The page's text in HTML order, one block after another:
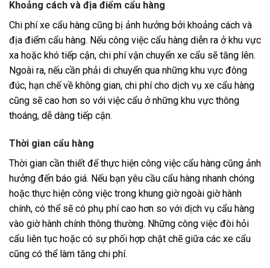
Khoảng cách và địa điểm cẩu hàng
Chi phí xe cẩu hàng cũng bị ảnh hưởng bởi khoảng cách và
địa điểm cẩu hàng. Nếu công việc cẩu hàng diễn ra ở khu vực
xa hoặc khó tiếp cận, chi phí vận chuyển xe cẩu sẽ tăng lên.
Ngoài ra, nếu cần phải di chuyển qua những khu vực đông
đúc, hạn chế về không gian, chi phí cho dịch vụ xe cẩu hàng
cũng sẽ cao hơn so với việc cẩu ở những khu vực thông
thoáng, dễ dàng tiếp cận.
Thời gian cẩu hàng
Thời gian cần thiết để thực hiện công việc cẩu hàng cũng ảnh
hưởng đến báo giá. Nếu bạn yêu cầu cẩu hàng nhanh chóng
hoặc thực hiện công việc trong khung giờ ngoài giờ hành
chính, có thể sẽ có phụ phí cao hơn so với dịch vụ cẩu hàng
vào giờ hành chính thông thường. Những công việc đòi hỏi
cẩu liên tục hoặc có sự phối hợp chặt chẽ giữa các xe cẩu
cũng có thể làm tăng chi phí.